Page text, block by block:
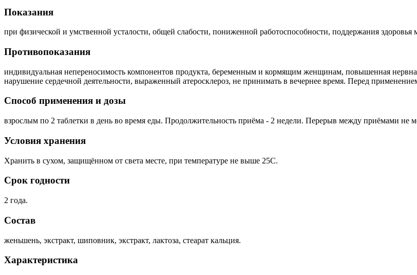
Показания
при физической и умственной усталости, общей слабости, пониженной работоспособности, поддержания здоровья
Противопоказания
индивидуальная непереносимость компонентов продукта, беременным и кормящим женщинам, повышенная
нарушение сердечной деятельности, выраженный атеросклероз, не принимать в вечернее время. Перед
Способ применения и дозы
взрослым по 2 таблетки в день во время еды. Продолжительность приёма - 2 недели. Перерыв между приёмами не
Условия хранения
Хранить в сухом, защищённом от света месте, при температуре не выше 25С.
Срок годности
2 года.
Состав
женьшень, экстракт, шиповник, экстракт, лактоза, стеарат кальция.
Характеристика